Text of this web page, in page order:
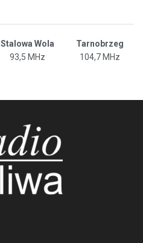
Stalowa Wola
Tarnobrzeg
93,5 MHz 104,7 MHz